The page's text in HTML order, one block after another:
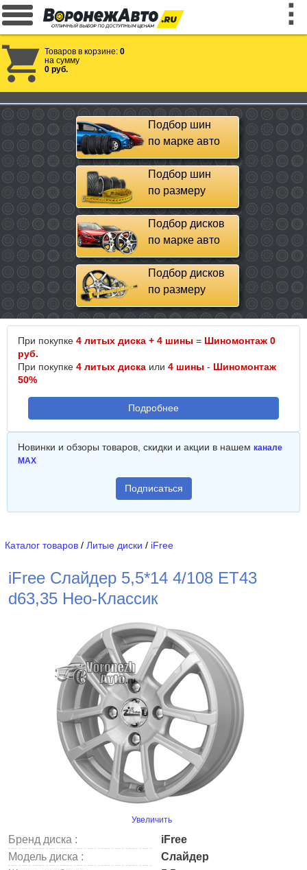
Товаров в корзине: 0
на сумму
0 руб.
Подбор шин
по марке авто
Подбор шин
по размеру
Подбор дисков
по марке авто
Подбор дисков
по размеру
При покупке 4 литых диска + 4 шины = Шиномонтаж 0
руб.
При покупке 4 литых диска или 4 шины - Шиномонтаж
50%
Подробнее
Новинки и обзоры товаров, скидки и акции в нашем канале
MAX
Подписаться
Каталог товаров / Литые диски / iFree
iFree Слайдер 5,5*14 4/108 ET43
d63,35 Нео-Классик
Увеличить
Бренд диска :
iFree
Модель диска :
Слайдер